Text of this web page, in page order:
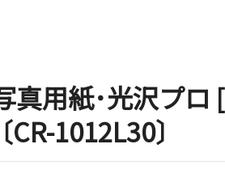
真用紙･光沢プロ
1012L30〕